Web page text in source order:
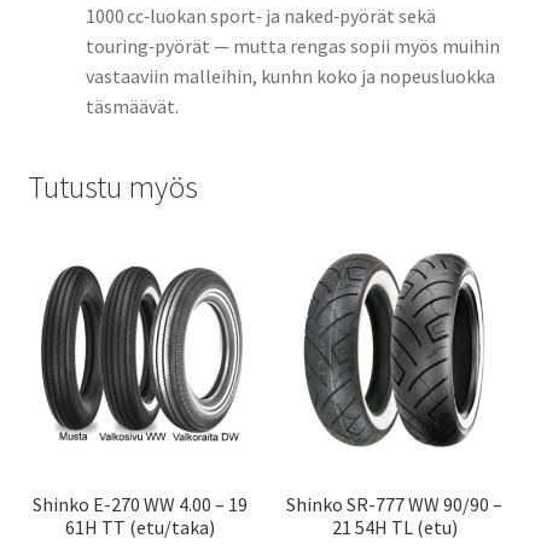
1000 cc‑luokan sport‑ ja naked‑pyörät sekä
touring‑pyörät — mutta rengas sopii myös muihin
vastaaviin malleihin, kunhn koko ja nopeusluokka
täsmäävät.
Tutustu myös
Shinko E-270 WW 4.00 – 19
61H TT (etu/taka)
Shinko SR-777 WW 90/90 –
21 54H TL (etu)